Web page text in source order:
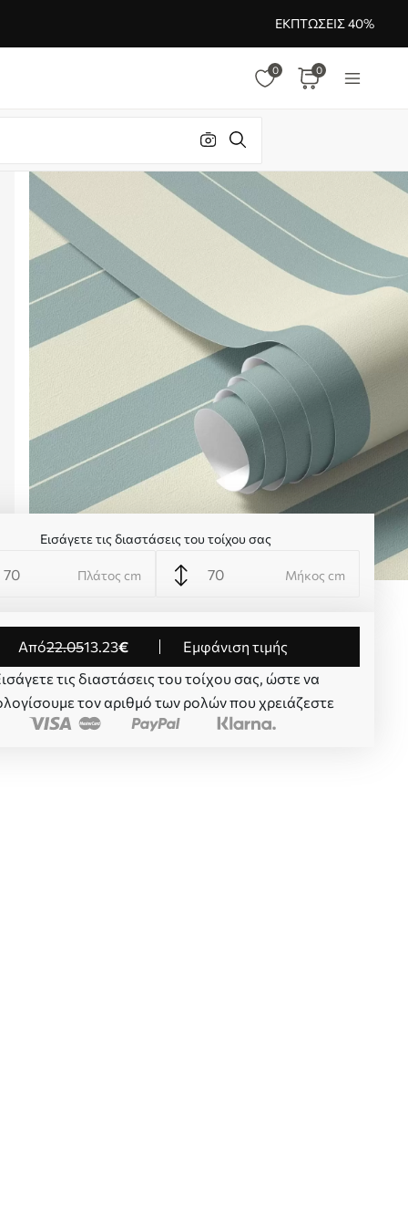
ΕΚΠΤΏΣΕΙΣ 40%
0 0
Εισάγετε τις διαστάσεις του τοίχου σας
Πλάτος cm Μήκος cm
από22.0513.23€
Εμφάνιση τιμής
τις διαστάσεις του τοίχου σας, ώστε να
τον αριθμό των ρολών που χρειάζεστε